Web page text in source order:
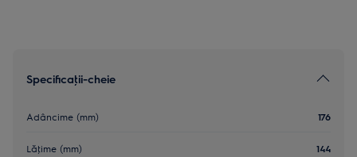
Specificaţii-cheie
Adâncime (mm) 176
Lăţime (mm) 144